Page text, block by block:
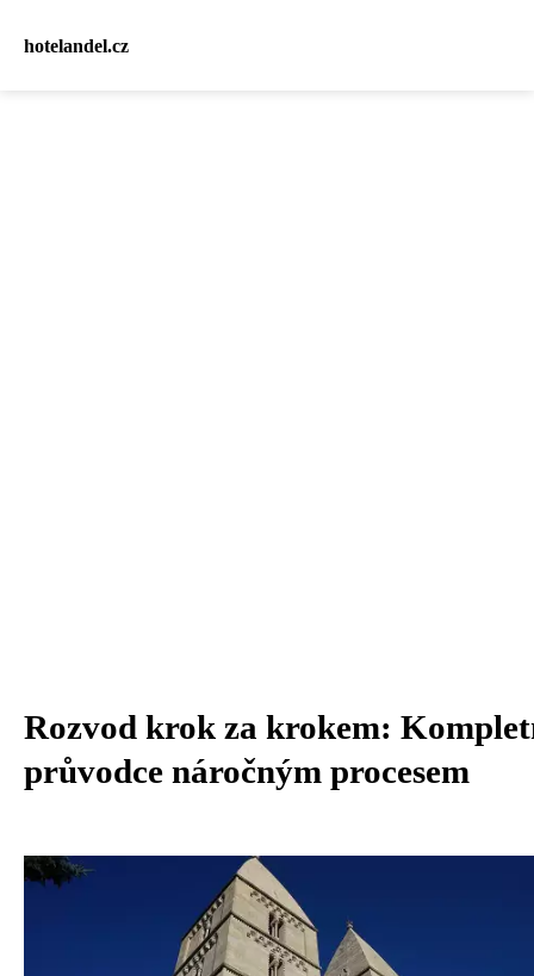
hotelandel.cz
Rozvod krok za krokem:
průvodce náročným procesem